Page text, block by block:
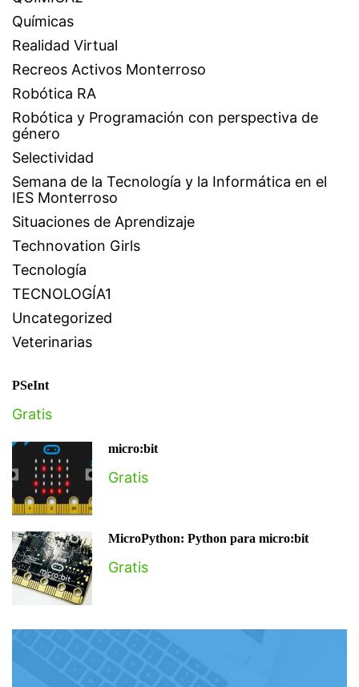
Químicas
Realidad Virtual
Recreos Activos Monterroso
Robótica RA
Robótica y Programación con perspectiva de
género
Selectividad
Semana de la Tecnología y la Informática en el
IES Monterroso
Situaciones de Aprendizaje
Technovation Girls
Tecnología
TECNOLOGÍA1
Uncategorized
Veterinarias
PSeInt
Gratis
micro:bit
Gratis
MicroPython: Python para micro:bit
Gratis